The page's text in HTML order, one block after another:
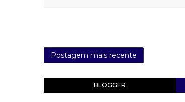
Postagem mais recente
BLOGGER